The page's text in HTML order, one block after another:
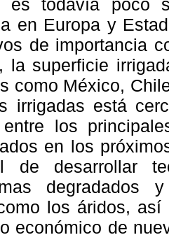
es todavía poco
en Europa y
de importancia
la superficie
como México,
irrigadas está
entre los
en los
de desarrollar
degradados
los áridos,
económico de